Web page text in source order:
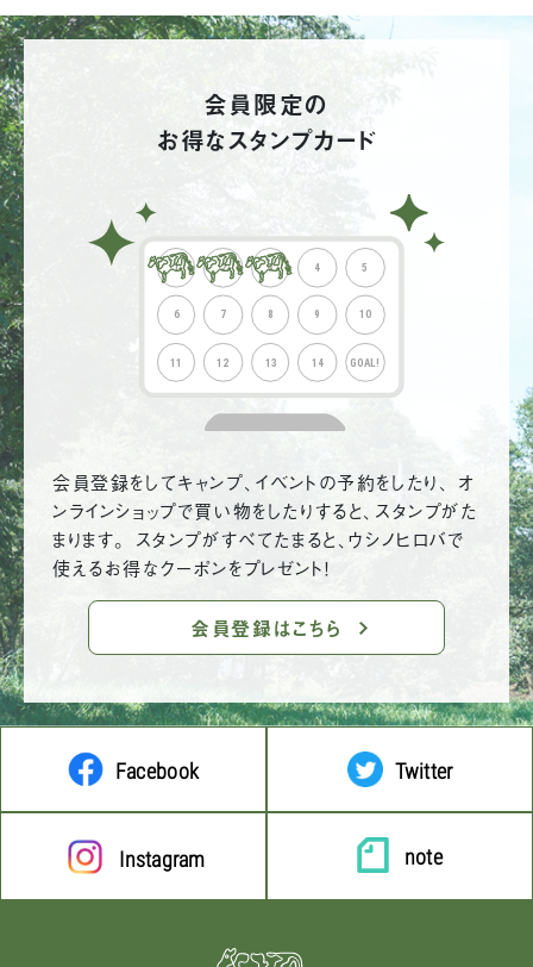
会員限定の
お得なスタンプカード
会員登録をしてキャンプ、イベントの予約をしたり、 オ
ンラインショップで買い物をしたりすると、スタンプがた
まります。 スタンプがすべてたまると、ウシノヒロバで
使えるお得なクーポンをプレゼント！
会員登録はこちら
Facebook Twitter
Instagram note